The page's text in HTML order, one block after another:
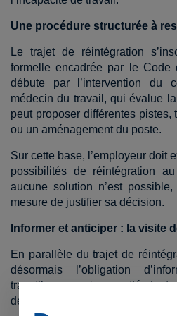
Une procédure structurée à
Le trajet de réintégration
formelle encadrée par le Code
débute par l’intervention du
médecin du travail, qui évalue
peut proposer différentes pistes,
ou un aménagement du poste.
Sur cette base, l’employeur doit
possibilités de réintégration
aucune solution n’est
mesure de justifier sa décision.
Informer et anticiper : la visite
En parallèle du trajet de
désormais l’obligation
travailleurs en incapacité de
demander une visite de pré-